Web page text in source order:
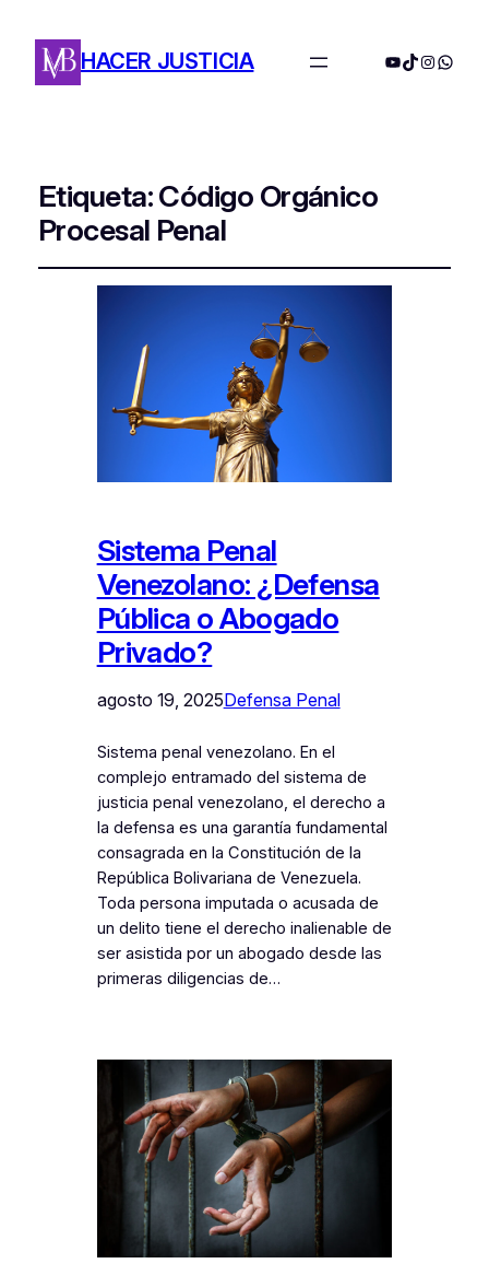
HACER JUSTICIA YouTube
TikTok
Etiqueta:Código Orgánico
Procesal Penal
Sistema Penal
Venezolano: ¿Defensa
Pública o Abogado
Privado?
agosto 19, 2025Defensa Penal
Sistema penal venezolano. En el
complejo entramado del sistema de
justicia penal venezolano, el derecho a
la defensa es una garantía fundamental
consagrada en la Constitución de la
República Bolivariana de Venezuela.
Toda persona imputada o acusada de
un delito tiene el derecho inalienable de
ser asistida por un abogado desde las
primeras diligencias de…